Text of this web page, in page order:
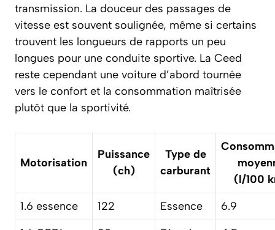
transmission. La douceur des passages de
vitesse est souvent soulignée, même si certains
trouvent les longueurs de rapports un peu
longues pour une conduite sportive. La Ceed
reste cependant une voiture d’abord tournée
vers le confort et la consommation maîtrisée
plutôt que la sportivité.
Motorisation
Puissance
(ch)
Type de
carburant
(l/100
1.6 essence
122 Essence
6.9